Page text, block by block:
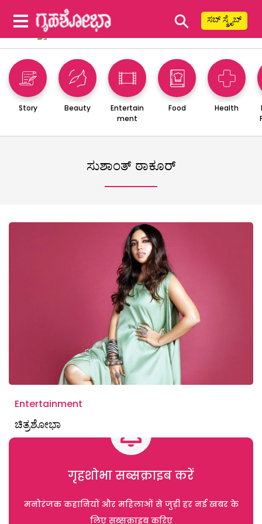
⚲ ಸಬ್ ಸ್ಕ್ರೈಬ್
Story Beauty
Entertain
ment
Food Health
ಸುಶಾಂತ್ ಠಾಕೂರ್
Entertainment
ಚಿತ್ರಶೋಭಾ
गृहशोभा सब्सक्राइब करें
मनोरंजक कहानियों और महिलाओं से जुड़ी हर नई खबर के
लिए सब्सक्राइब करिए